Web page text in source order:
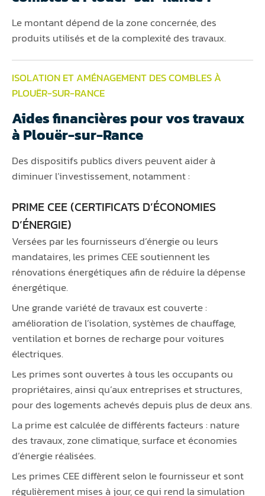
Le montant dépend de la zone concernée, des
produits utilisés et de la complexité des travaux.
ISOLATION ET AMÉNAGEMENT DES COMBLES À
PLOUËR-SUR-RANCE
Aides financières pour vos travaux
à Plouër-sur-Rance
Des dispositifs publics divers peuvent aider à
diminuer l’investissement, notamment :
PRIME CEE (CERTIFICATS D’ÉCONOMIES
D’ÉNERGIE)
Versées par les fournisseurs d’énergie ou leurs
mandataires, les primes CEE soutiennent les
rénovations énergétiques afin de réduire la dépense
énergétique.
Une grande variété de travaux est couverte :
amélioration de l’isolation, systèmes de chauffage,
ventilation et bornes de recharge pour voitures
électriques.
Les primes sont ouvertes à tous les occupants ou
propriétaires, ainsi qu’aux entreprises et structures,
pour des logements achevés depuis plus de deux ans.
La prime est calculée de différents facteurs : nature
des travaux, zone climatique, surface et économies
d’énergie réalisées.
Les primes CEE diffèrent selon le fournisseur et sont
régulièrement mises à jour, ce qui rend la simulation